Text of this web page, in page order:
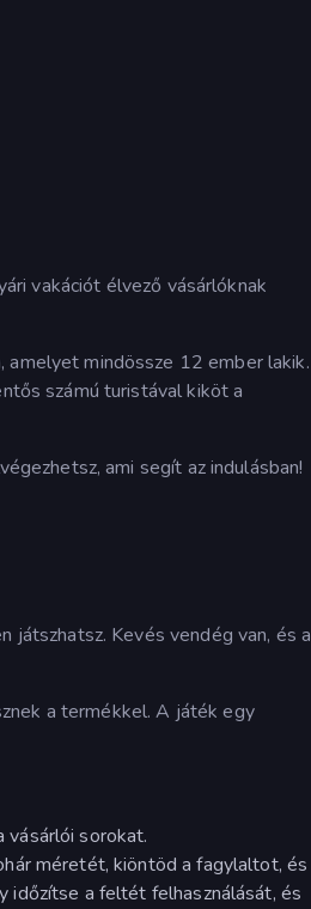
vakációt élvező vásárlóknak
mindössze 12 ember lakik.
számú turistával kiköt a
ami segít az indulásban!
játszhatsz. Kevés vendég van, és a
a termékkel. A játék egy
sorokat.
méretét, kiöntöd a fagylaltot, és
időzítse a feltét felhasználását, és